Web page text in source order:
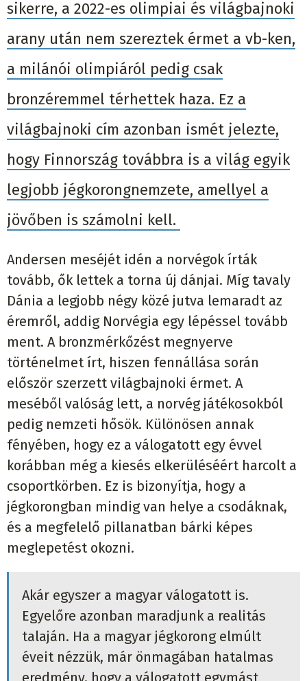
sikerre, a 2022-es olimpiai és világbajnoki
arany után nem szereztek érmet a vb-ken,
a milánói olimpiáról pedig csak
bronzéremmel térhettek haza. Ez a
világbajnoki cím azonban ismét jelezte,
hogy Finnország továbbra is a világ egyik
legjobb jégkorongnemzete, amellyel a
jövőben is számolni kell.
Andersen meséjét idén a norvégok írták
tovább, ők lettek a torna új dánjai. Míg tavaly
Dánia a legjobb négy közé jutva lemaradt az
éremről, addig Norvégia egy lépéssel tovább
ment. A bronzmérkőzést megnyerve
történelmet írt, hiszen fennállása során
először szerzett világbajnoki érmet. A
meséből valóság lett, a norvég játékosokból
pedig nemzeti hősök. Különösen annak
fényében, hogy ez a válogatott egy évvel
korábban még a kiesés elkerüléséért harcolt a
csoportkörben. Ez is bizonyítja, hogy a
jégkorongban mindig van helye a csodáknak,
és a megfelelő pillanatban bárki képes
meglepetést okozni.
Akár egyszer a magyar válogatott is.
Egyelőre azonban maradjunk a realitás
talaján. Ha a magyar jégkorong elmúlt
éveit nézzük, már önmagában hatalmas
eredmény, hogy a válogatott egymást